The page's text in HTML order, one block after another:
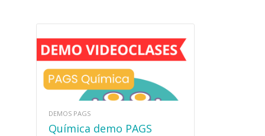
DEMOS PAGS
Química demo PAGS